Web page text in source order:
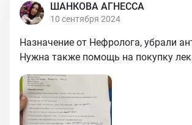
ШАНКОВА АГНЕССА
10 сентября 2024
Назначение от Нефролога, убрали
Нужна также помощь на покупку